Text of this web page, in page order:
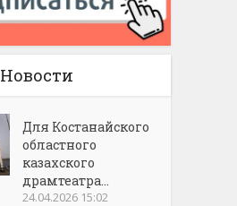
Новости
Для Костанайского
областного
казахского
драмтеатра...
24.04.2026 15:02